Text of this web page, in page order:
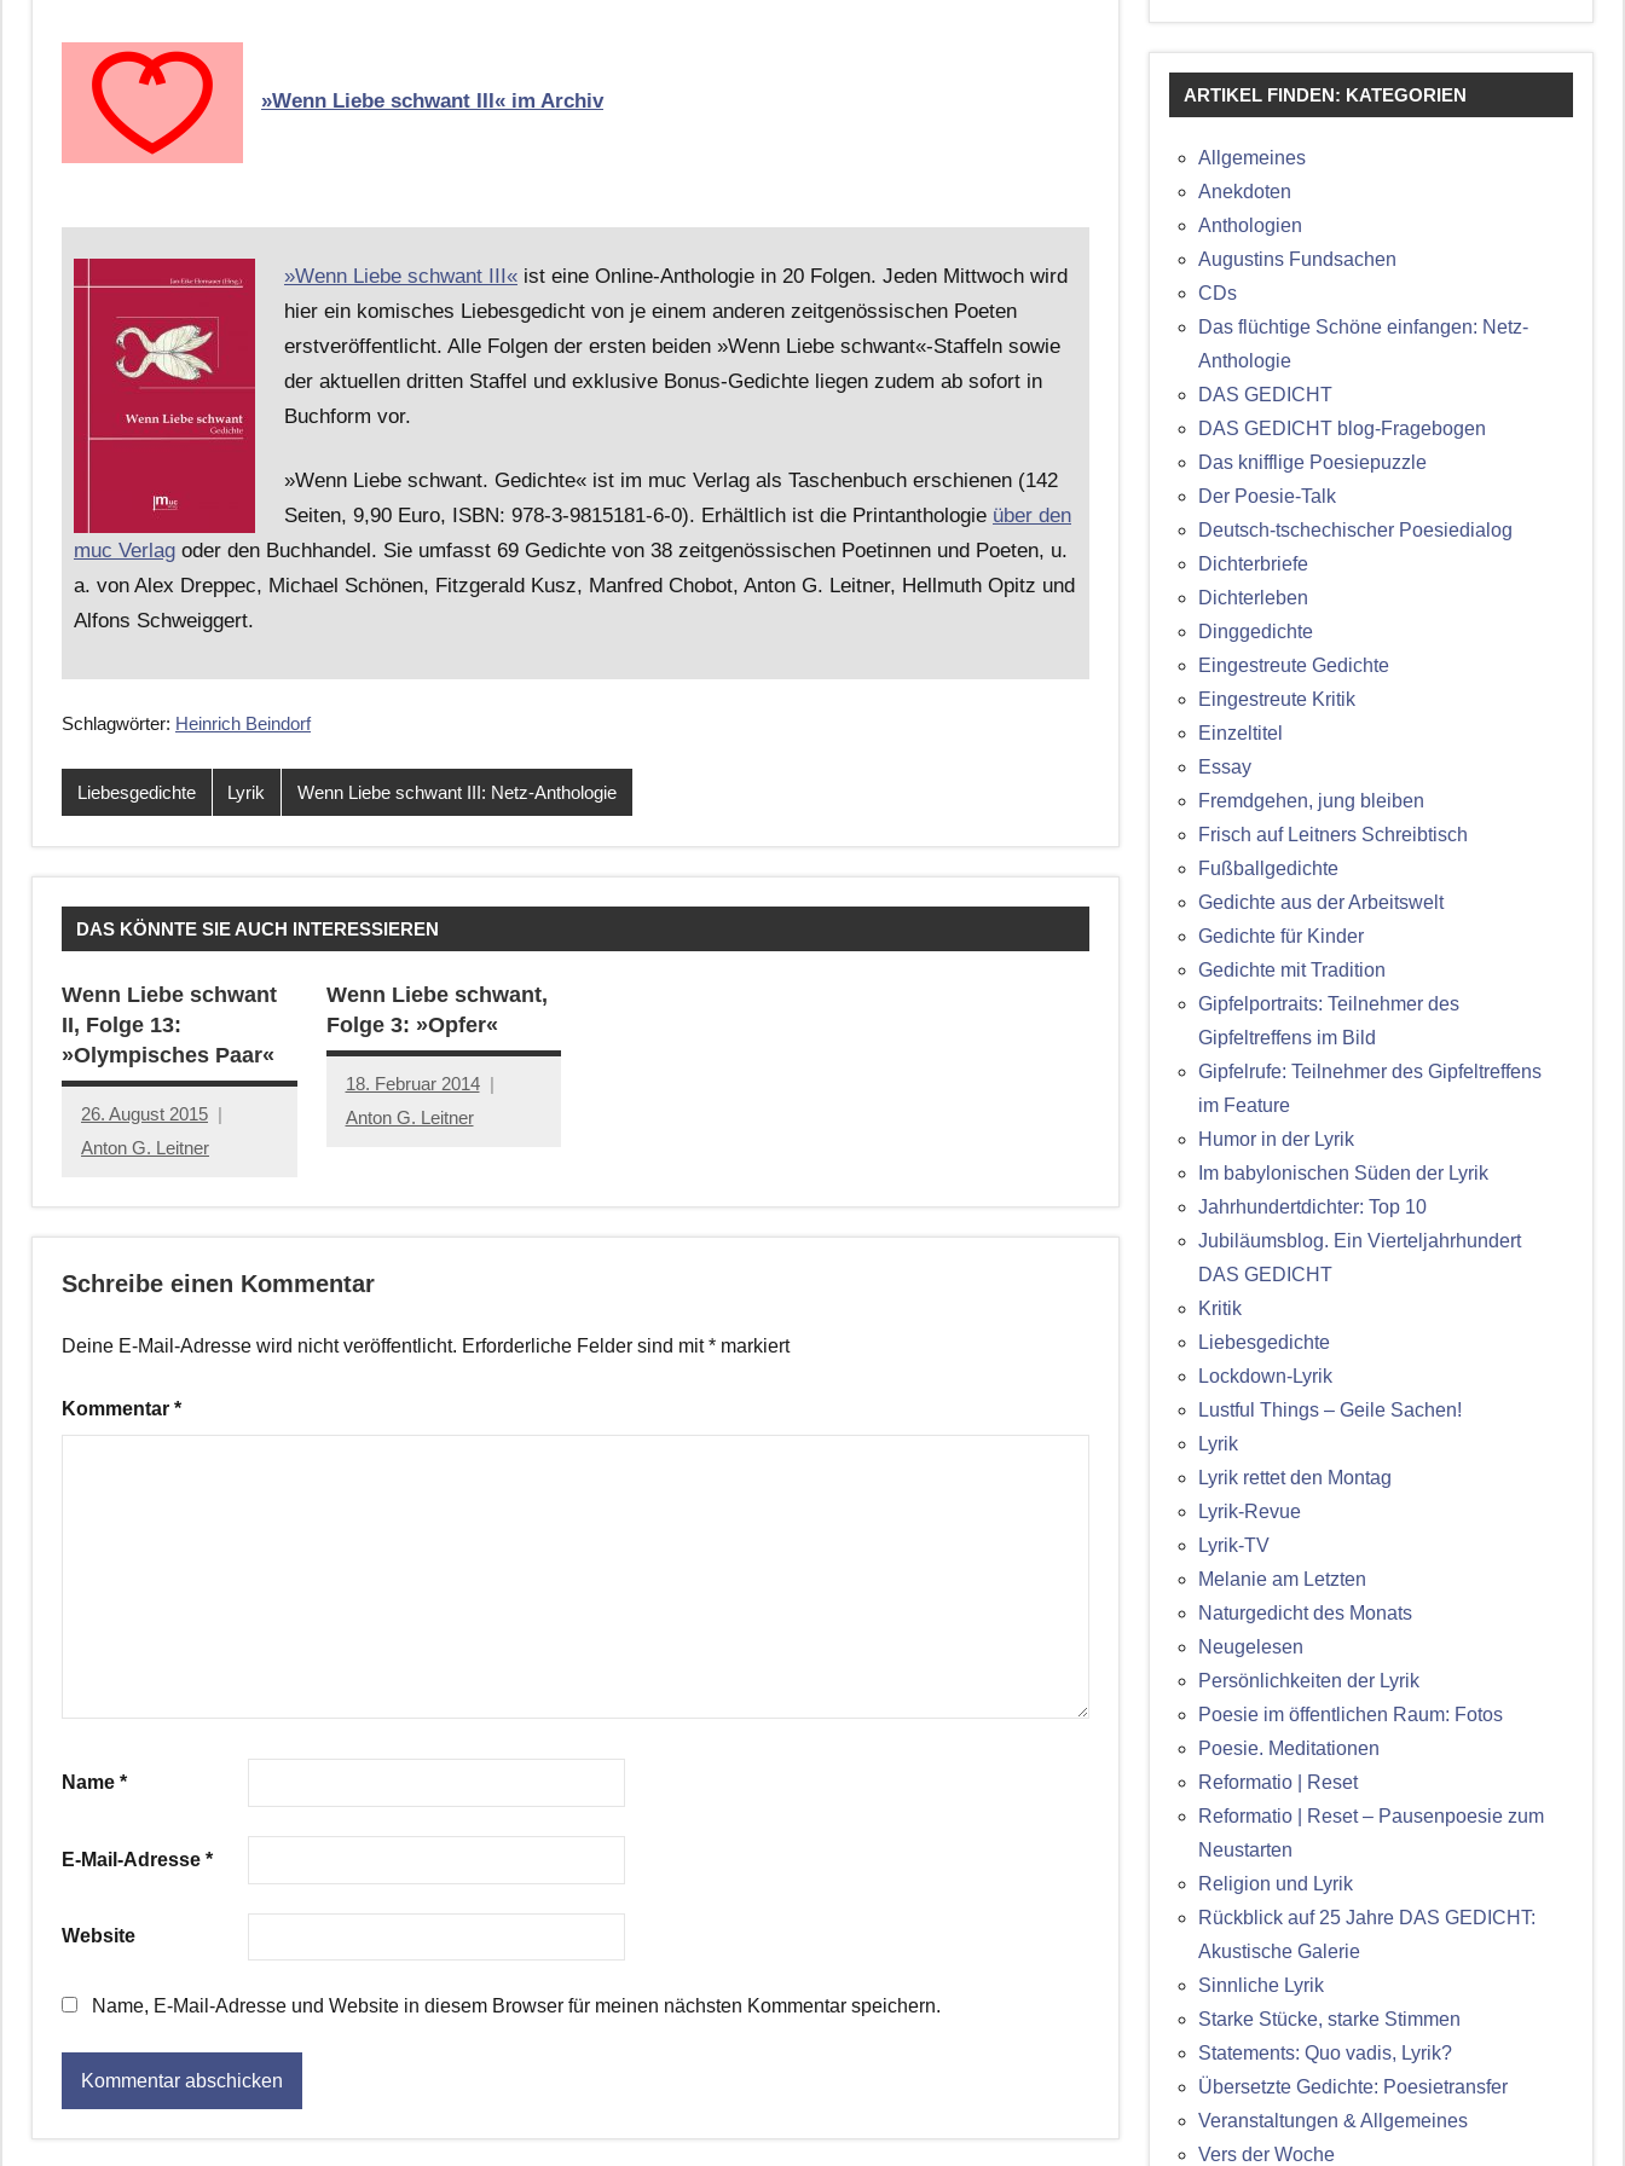
»Wenn Liebe schwant III« im Archiv
»Wenn Liebe schwant III« ist eine Online-Anthologie in 20 Folgen. Jeden Mittwoch wird
hier ein komisches Liebesgedicht von je einem anderen zeitgenössischen Poeten
erstveröffentlicht. Alle Folgen der ersten beiden »Wenn Liebe schwant«-Staffeln sowie
der aktuellen dritten Staffel und exklusive Bonus-Gedichte liegen zudem ab sofort in
Buchform vor.
»Wenn Liebe schwant. Gedichte« ist im muc Verlag als Taschenbuch erschienen (142
Seiten, 9,90 Euro, ISBN: 978-3-9815181-6-0). Erhältlich ist die Printanthologie über den
muc Verlag oder den Buchhandel. Sie umfasst 69 Gedichte von 38 zeitgenössischen Poetinnen und Poeten, u.
a. von Alex Dreppec, Michael Schönen, Fitzgerald Kusz, Manfred Chobot, Anton G. Leitner, Hellmuth Opitz und
Alfons Schweiggert.
Schlagwörter: Heinrich Beindorf
Liebesgedichte Lyrik Wenn Liebe schwant III: Netz-Anthologie
DAS KÖNNTE SIE AUCH INTERESSIEREN
Wenn Liebe schwant
II, Folge 13:
»Olympisches Paar«
26. August 2015
Anton G. Leitner
Wenn Liebe schwant,
Folge 3: »Opfer«
18. Februar 2014
Anton G. Leitner
Schreibe einen Kommentar
Deine E-Mail-Adresse wird nicht veröffentlicht. Erforderliche Felder sind mit* markiert
Kommentar *
Name *
E-Mail-Adresse *
Website
Name, E-Mail-Adresse und Website in diesem Browser für meinen nächsten Kommentar speichern.
ARTIKEL FINDEN: KATEGORIEN
Allgemeines
Anekdoten
Anthologien
Augustins Fundsachen
CDs
Das flüchtige Schöne einfangen: Netz-
Anthologie
DAS GEDICHT
DAS GEDICHT blog-Fragebogen
Das knifflige Poesiepuzzle
Der Poesie-Talk
Deutsch-tschechischer Poesiedialog
Dichterbriefe
Dichterleben
Dinggedichte
Eingestreute Gedichte
Eingestreute Kritik
Einzeltitel
Essay
Fremdgehen, jung bleiben
Frisch auf Leitners Schreibtisch
Fußballgedichte
Gedichte aus der Arbeitswelt
Gedichte für Kinder
Gedichte mit Tradition
Gipfelportraits: Teilnehmer des
Gipfeltreffens im Bild
Gipfelrufe: Teilnehmer des Gipfeltreffens
im Feature
Humor in der Lyrik
Im babylonischen Süden der Lyrik
Jahrhundertdichter: Top 10
Jubiläumsblog. Ein Vierteljahrhundert
DAS GEDICHT
Kritik
Liebesgedichte
Lockdown-Lyrik
Lustful Things – Geile Sachen!
Lyrik
Lyrik rettet den Montag
Lyrik-Revue
Lyrik-TV
Melanie am Letzten
Naturgedicht des Monats
Neugelesen
Persönlichkeiten der Lyrik
Poesie im öffentlichen Raum: Fotos
Poesie. Meditationen
Reformatio | Reset
Reformatio | Reset – Pausenpoesie zum
Neustarten
Religion und Lyrik
Rückblick auf 25 Jahre DAS GEDICHT:
Akustische Galerie
Sinnliche Lyrik
Starke Stücke, starke Stimmen
Statements: Quo vadis, Lyrik?
Übersetzte Gedichte: Poesietransfer
Veranstaltungen & Allgemeines
Vers der Woche